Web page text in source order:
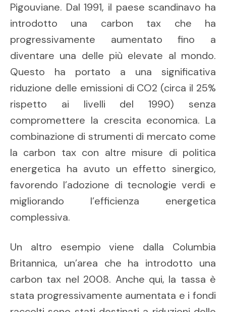
Pigouviane. Dal 1991, il paese scandinavo ha
introdotto una carbon tax che ha
progressivamente aumentato fino a
diventare una delle più elevate al mondo.
Questo ha portato a una significativa
riduzione delle emissioni di CO2 (circa il 25%
rispetto ai livelli del 1990) senza
compromettere la crescita economica. La
combinazione di strumenti di mercato come
la carbon tax con altre misure di politica
energetica ha avuto un effetto sinergico,
favorendo l’adozione di tecnologie verdi e
migliorando l’efficienza energetica
complessiva.
Un altro esempio viene dalla Columbia
Britannica, un’area che ha introdotto una
carbon tax nel 2008. Anche qui, la tassa è
stata progressivamente aumentata e i fondi